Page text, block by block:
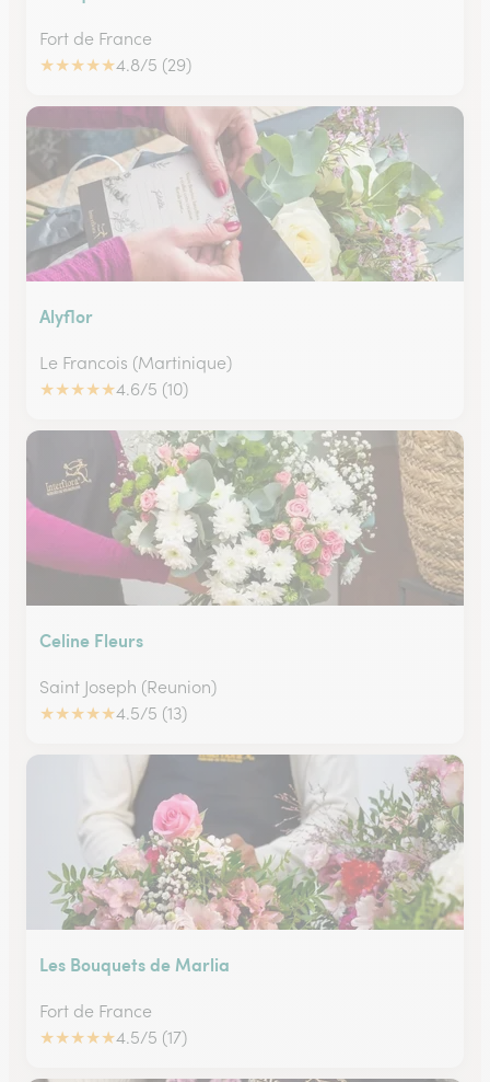
Fort de France
★★★★★4.8/5 (29)
Alyflor
Le Francois (Martinique)
★★★★★4.6/5 (10)
Celine Fleurs
Saint Joseph (Reunion)
★★★★★4.5/5 (13)
Les Bouquets de Marlia
Fort de France
★★★★★4.5/5 (17)